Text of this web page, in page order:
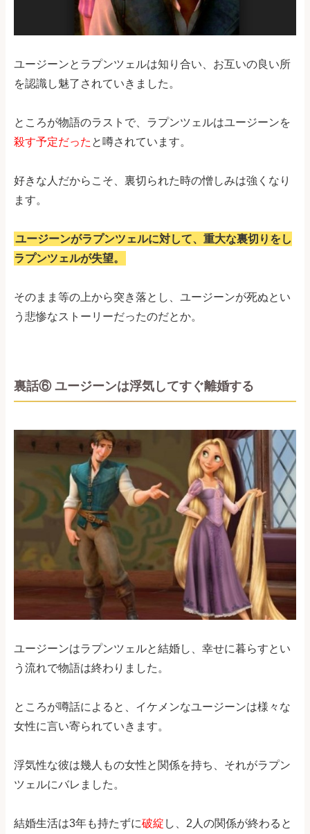
ユージーンとラプンツェルは知り合い、お互いの良い所
を認識し魅了されていきました。
ところが物語のラストで、ラプンツェルはユージーンを
殺す予定だった と噂されています。
好きな人だからこそ、裏切られた時の憎しみは強くなり
ます。
ユージーンがラプンツェルに対して、重大な裏切りをし
ラプンツェルが失望。
そのまま等の上から突き落とし、ユージーンが死ぬとい
う悲惨なストーリーだったのだとか。
裏話⑥ ユージーンは浮気してすぐ離婚する
ユージーンはラプンツェルと結婚し、幸せに暮らすとい
う流れで物語は終わりました。
ところが噂話によると、イケメンなユージーンは様々な
女性に言い寄られていきます。
浮気性な彼は幾人もの女性と関係を持ち、それがラプン
ツェルにバレました。
結婚生活は3年も持たずに破綻 し、2人の関係が終わると